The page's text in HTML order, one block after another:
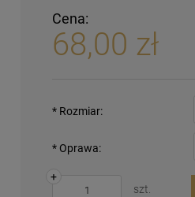
Cena:
68,00 zł
* Rozmiar:
* Oprawa:
+
szt.